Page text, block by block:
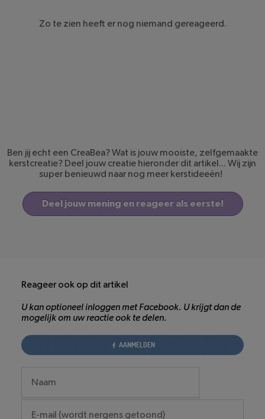
10 ZIJN WEL HEEL
Zo te zien heeft er nog niemand gereageerd.
Ben jij echt een CreaBea? Wat is jouw mooiste, zelfgemaakte
kerstcreatie? Deel jouw creatie hieronder dit artikel... Wij zijn
super benieuwd naar nog meer kerstideeën!
Deel jouw mening en reageer als eerste!
Reageer ook op dit artikel
U kan optioneel inloggen met Facebook. U krijgt dan de
mogelijk om uw reactie ook te delen.
AANMELDEN